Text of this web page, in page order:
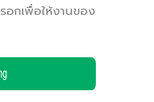
อกเพื่อให้งานของ